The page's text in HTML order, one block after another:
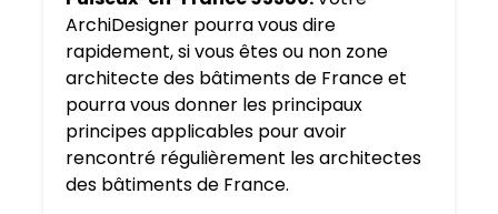
ArchiDesigner pourra vous dire
rapidement, si vous êtes ou non zone
architecte des bâtiments de France et
pourra vous donner les principaux
principes applicables pour avoir
rencontré régulièrement les architectes
des bâtiments de France.